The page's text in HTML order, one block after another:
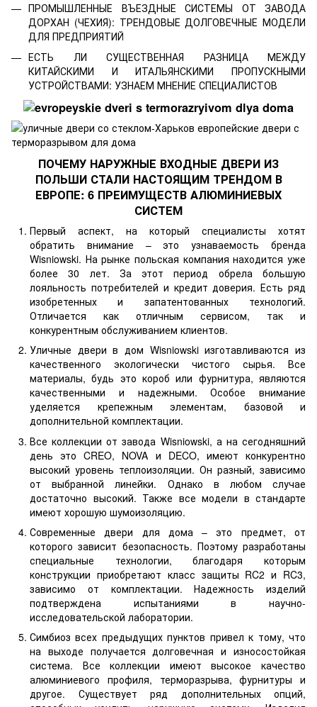
ПРОМЫШЛЕННЫЕ ВЪЕЗДНЫЕ СИСТЕМЫ ОТ ЗАВОДА
ДОРХАН (ЧЕХИЯ): ТРЕНДОВЫЕ ДОЛГОВЕЧНЫЕ МОДЕЛИ
ДЛЯ ПРЕДПРИЯТИЙ
ЕСТЬ ЛИ СУЩЕСТВЕННАЯ РАЗНИЦА МЕЖДУ
КИТАЙСКИМИ И ИТАЛЬЯНСКИМИ ПРОПУСКНЫМИ
УСТРОЙСТВАМИ: УЗНАЕМ МНЕНИЕ СПЕЦИАЛИСТОВ
ПОЧЕМУ НАРУЖНЫЕ ВХОДНЫЕ ДВЕРИ ИЗ
ПОЛЬШИ СТАЛИ НАСТОЯЩИМ ТРЕНДОМ В
ЕВРОПЕ: 6 ПРЕИМУЩЕСТВ АЛЮМИНИЕВЫХ
СИСТЕМ
Первый аспект, на который специалисты хотят
обратить внимание – это узнаваемость бренда
Wisniowski. На рынке польская компания находится уже
более 30 лет. За этот период обрела большую
лояльность потребителей и кредит доверия. Есть ряд
изобретенных и запатентованных технологий.
Отличается как отличным сервисом, так и
конкурентным обслуживанием клиентов.
Уличные двери в дом Wisniowski изготавливаются из
качественного экологически чистого сырья. Все
материалы, будь это короб или фурнитура, являются
качественными и надежными. Особое внимание
уделяется крепежным элементам, базовой и
дополнительной комплектации.
Все коллекции от завода Wisniowski, а на сегодняшний
день это CREO, NOVA и DECO, имеют конкурентно
высокий уровень теплоизоляции. Он разный, зависимо
от выбранной линейки. Однако в любом случае
достаточно высокий. Также все модели в стандарте
имеют хорошую шумоизоляцию.
Современные двери для дома – это предмет, от
которого зависит безопасность. Поэтому разработаны
специальные технологии, благодаря которым
конструкции приобретают класс защиты RC2 и RC3,
зависимо от комплектации. Надежность изделий
подтверждена испытаниями в научно-
исследовательской лаборатории.
Симбиоз всех предыдущих пунктов привел к тому, что
на выходе получается долговечная и износостойкая
система. Все коллекции имеют высокое качество
алюминиевого профиля, терморазрыва, фурнитуры и
другое. Существует ряд дополнительных опций,